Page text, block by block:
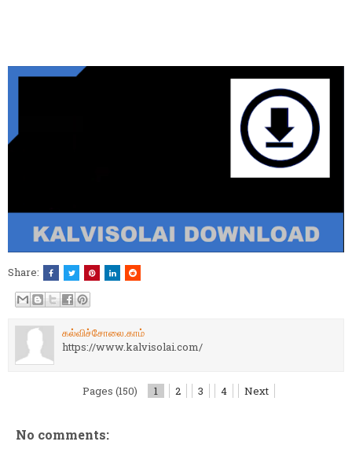
Share:
கல்விச்சோலை.காம்
https://www.kalvisolai.com/
Pages (150) 1 2 3 4 Next
No comments: